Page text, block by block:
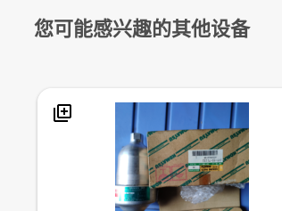
您可能感兴趣的其他设备